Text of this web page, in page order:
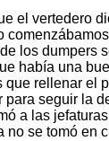
el vertedero
los dumpers
había una
que rellenar el
seguir la
a las
no se tomó en